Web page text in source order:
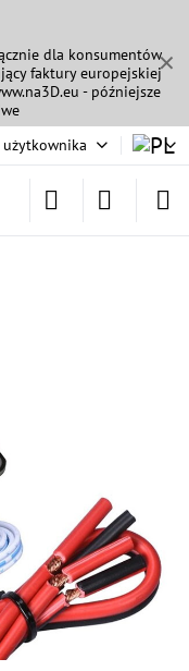
✕
dla konsumentów
faktury europejskiej
- późniejsze
użytkownika